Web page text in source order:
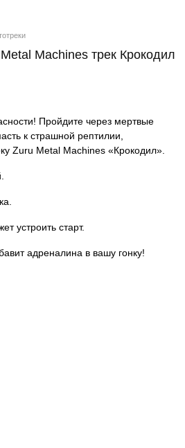
Machines трек Крокодил
Пройдите через мертвые
к страшной рептилии,
Zuru Metal Machines «Крокодил».
устроить старт.
адреналина в вашу гонку!